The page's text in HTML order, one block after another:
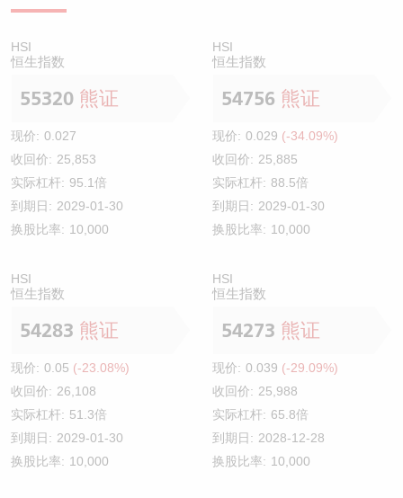
HSI
恒生指数
55320 熊证
现价: 0.027
收回价: 25,853
实际杠杆: 95.1倍
到期日: 2029-01-30
换股比率: 10,000
HSI
恒生指数
54756 熊证
现价: 0.029 (-34.09%)
收回价: 25,885
实际杠杆: 88.5倍
到期日: 2029-01-30
换股比率: 10,000
HSI
恒生指数
54283 熊证
现价: 0.05 (-23.08%)
收回价: 26,108
实际杠杆: 51.3倍
到期日: 2029-01-30
换股比率: 10,000
HSI
恒生指数
54273 熊证
现价: 0.039 (-29.09%)
收回价: 25,988
实际杠杆: 65.8倍
到期日: 2028-12-28
换股比率: 10,000